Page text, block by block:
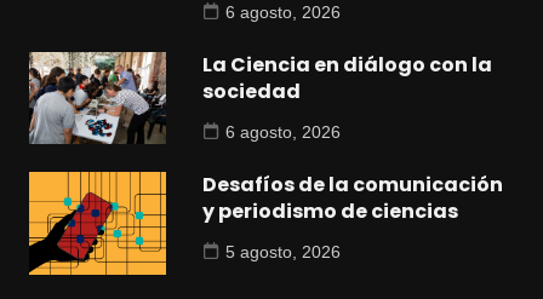
6 agosto, 2026
La Ciencia en diálogo con la
sociedad
6 agosto, 2026
Desafíos de la comunicación
y periodismo de ciencias
5 agosto, 2026